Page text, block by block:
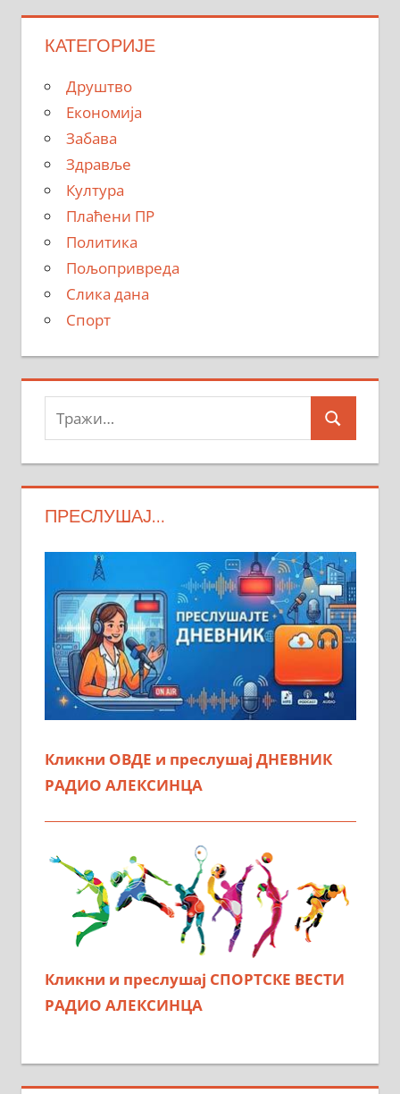
КАТЕГОРИЈЕ
Друштво
Економија
Забава
Здравље
Култура
Плаћени ПР
Политика
Пољопривреда
Слика дана
Спорт
Тражи:
Search
ПРЕСЛУШАЈ…
Кликни ОВДЕ и преслушај ДНЕВНИК
РАДИО АЛЕКСИНЦА
Кликни и преслушај СПОРТСКЕ ВЕСТИ
РАДИО АЛЕКСИНЦА